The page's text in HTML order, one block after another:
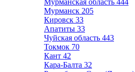
Мурманская область 444
Мурманск 205
Кировск 33
Апатиты 33
Чуйская область 443
Токмок 70
Кант 42
Кара-Балта 32